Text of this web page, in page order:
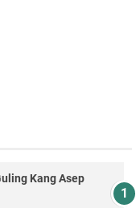
Kang Asep